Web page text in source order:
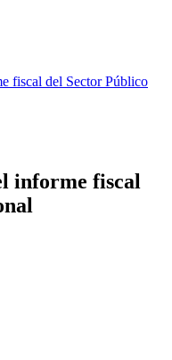
fiscal del Sector Público
informe fiscal